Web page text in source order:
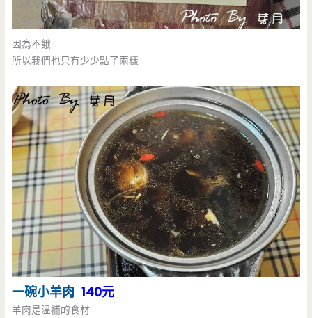
因為不餓
所以我們也只有少少點了兩樣
一碗小羊肉 140元
羊肉是溫補的食材